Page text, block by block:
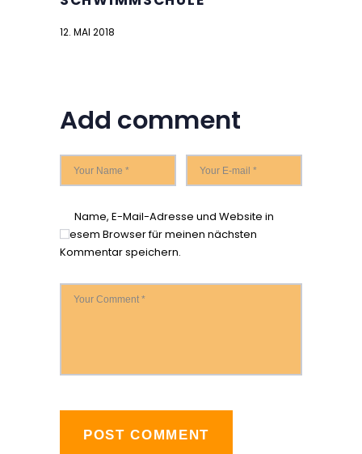
12. MAI 2018
Add comment
Name, E-Mail-Adresse und Website in
diesem Browser für meinen nächsten
Kommentar speichern.